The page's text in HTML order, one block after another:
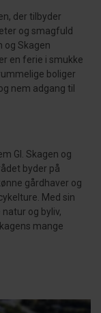
der tilbyder
og smagfuld
og Skagen
en ferie i smukke
boliger
nem adgang til
Gl. Skagen og
byder på
gårdhaver og
Med sin
og byliv,
mange